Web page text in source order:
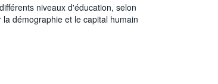
niveaux d'éducation, selon
démographie et le capital humain